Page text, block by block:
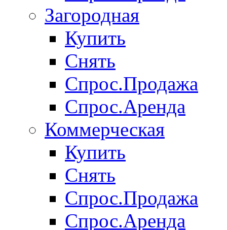
Загородная
Купить
Снять
Спрос.Продажа
Спрос.Аренда
Коммерческая
Купить
Снять
Спрос.Продажа
Спрос.Аренда